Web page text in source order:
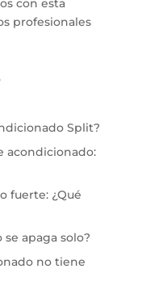
con esta
profesionales
Split?
acondicionado:
fuerte: ¿Qué
apaga solo?
no tiene